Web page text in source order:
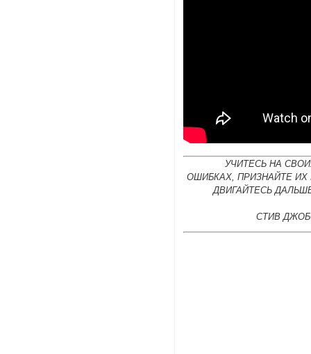
УЧИТЕСЬ НА
ОШИБКАХ, ПРИЗНАЙТЕ ИХ
ДВИГАЙТЕСЬ
СТИВ